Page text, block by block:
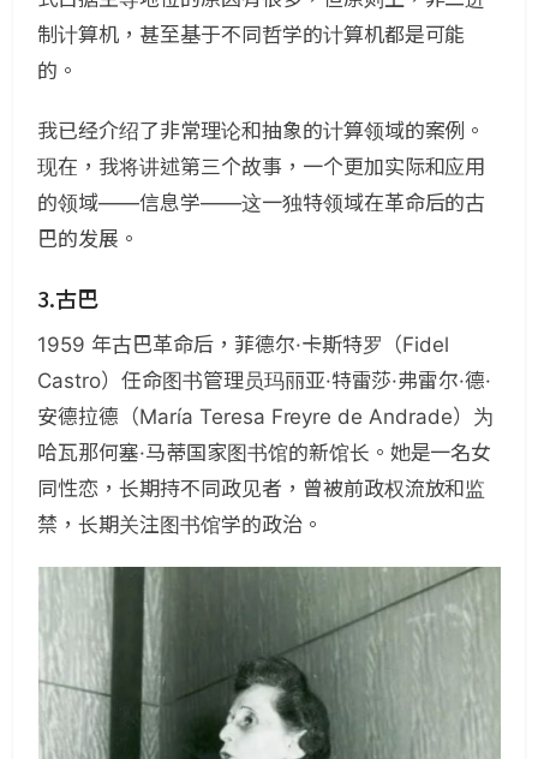
制计算机，甚至基于不同哲学的计算机都是可能
的。
我已经介绍了非常理论和抽象的计算领域的案例。
现在，我将讲述第三个故事，一个更加实际和应用
的领域——信息学——这一独特领域在革命后的古
巴的发展。
3.古巴
1959 年古巴革命后，菲德尔·卡斯特罗（Fidel
Castro）任命图书管理员玛丽亚·特雷莎·弗雷尔·德·
安德拉德（María Teresa Freyre de Andrade）为
哈瓦那何塞·马蒂国家图书馆的新馆长。她是一名女
同性恋，长期持不同政见者，曾被前政权流放和监
禁，长期关注图书馆学的政治。